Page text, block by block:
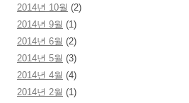
2014년 10월 (2)
2014년 9월 (1)
2014년 6월 (2)
2014년 5월 (3)
2014년 4월 (4)
2014년 2월 (1)